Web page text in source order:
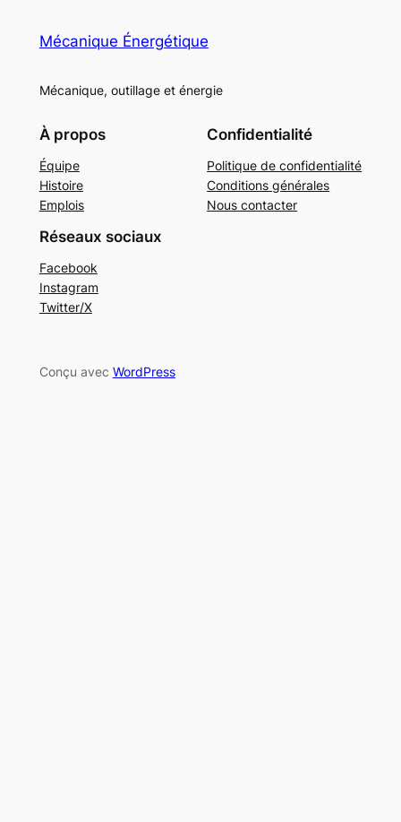
Mécanique Énergétique
Mécanique, outillage et énergie
À propos
Équipe
Histoire
Emplois
Confidentialité
Politique de confidentialité
Conditions générales
Nous contacter
Réseaux sociaux
Facebook
Instagram
Twitter/X
Conçu avec WordPress